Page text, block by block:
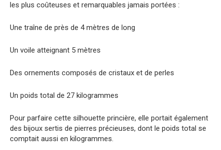
les plus coûteuses et remarquables jamais portées :
Une traîne de près de 4 mètres de long
Un voile atteignant 5 mètres
Des ornements composés de cristaux et de perles
Un poids total de 27 kilogrammes
Pour parfaire cette silhouette princière, elle portait également
des bijoux sertis de pierres précieuses, dont le poids total se
comptait aussi en kilogrammes.